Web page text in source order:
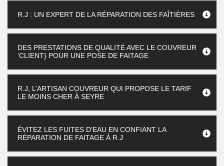
R.J : UN EXPERT DE LA RÉPARATION DES FAÎTIÈRES
DES PRESTATIONS DE QUALITÉ AVEC LE COUVREUR
‘CLIENT} POUR UNE POSE DE FAITAGE
R.J, L’ARTISAN COUVREUR QUI PROPOSE LE TARIF
LE MOINS CHER À SEYRE
ÉVITEZ LES FUITES D’EAU EN CONFIANT LA
RÉPARATION DE FAITAGE À R.J